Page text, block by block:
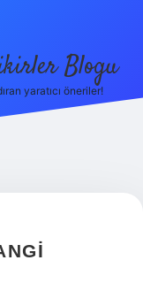
Blogu
yaratıcı öneriler!